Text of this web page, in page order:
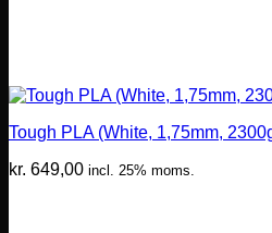
Tough PLA (White, 1,75mm,
kr. 649,00 incl. 25% moms.